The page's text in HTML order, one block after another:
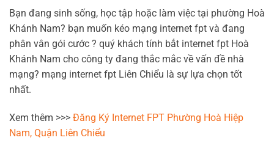
Bạn đang sinh sống, học tập hoặc làm việc tại phường Hoà
Khánh Nam? bạn muốn kéo mạng internet fpt và đang
phân vân gói cước ? quý khách tính bắt internet fpt Hoà
Khánh Nam cho công ty đang thắc mắc về vấn đề nhà
mạng? mạng internet fpt Liên Chiểu là sự lựa chọn tốt
nhất.
Xem thêm >>> Đăng Ký Internet FPT Phường Hoà Hiệp
Nam, Quận Liên Chiểu